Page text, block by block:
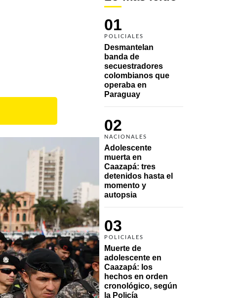
01
POLICIALES
Desmantelan
banda de
secuestradores
colombianos que
operaba en
Paraguay
02
NACIONALES
Adolescente
muerta en
Caazapá: tres
detenidos hasta el
momento y
autopsia
03
POLICIALES
Muerte de
adolescente en
Caazapá: los
hechos en orden
cronológico, según
la Policía